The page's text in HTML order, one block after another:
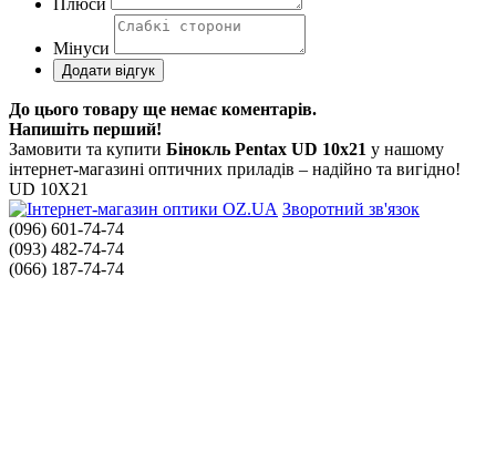
Плюси
Мінуси
До цього товару ще немає коментарів.
Напишіть перший!
Замовити та купити Бінокль Pentax UD 10x21 у нашому
інтернет-магазині оптичних приладів – надійно та вигідно!
UD 10X21
Зворотний зв'язок
(096) 601-74-74
(093) 482-74-74
(066) 187-74-74